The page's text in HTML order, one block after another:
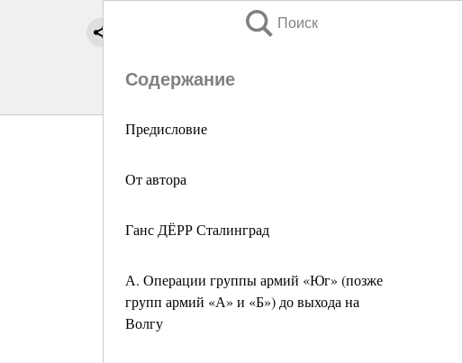
Поиск
Содержание
Предисловие
От автора
Ганс ДЁРР Сталинград
А. Операции группы армий «Юг» (позже
групп армий «А» и «Б») до выхода на
Волгу